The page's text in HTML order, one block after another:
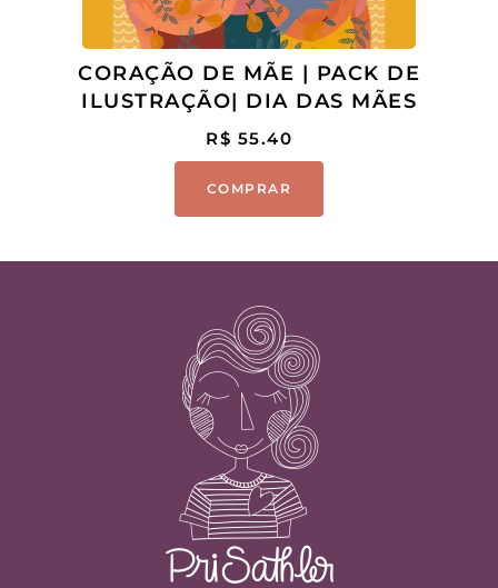
CORAÇÃO DE MÃE | PACK DE
ILUSTRAÇÃO| DIA DAS MÃES
R$ 55.40
COMPRAR